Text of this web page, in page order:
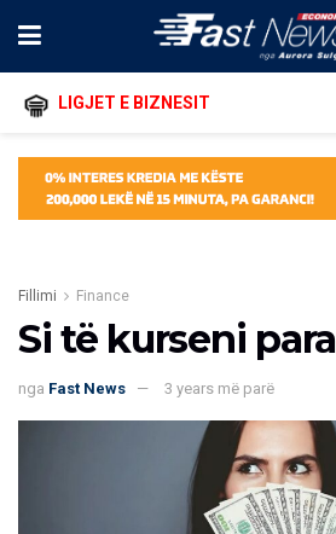
LIGJET E BIZNESIT
Fillimi Finance
Si të kurseni para
nga Fast News 3 years më parë